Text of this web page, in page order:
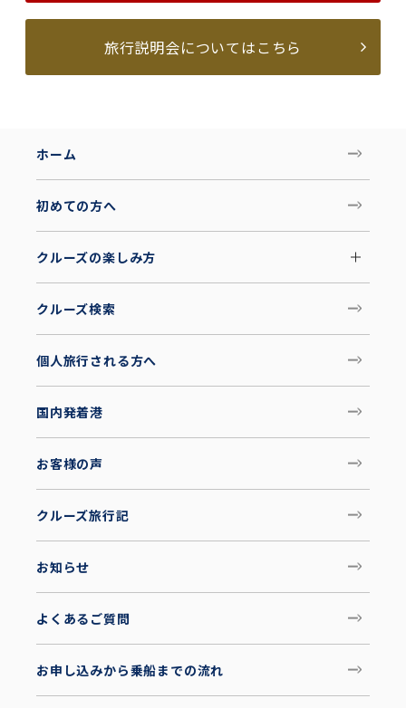
旅行説明会についてはこちら
ホーム
初めての方へ
クルーズの楽しみ方
クルーズ検索
個人旅行される方へ
国内発着港
お客様の声
クルーズ旅行記
お知らせ
よくあるご質問
お申し込みから乗船までの流れ